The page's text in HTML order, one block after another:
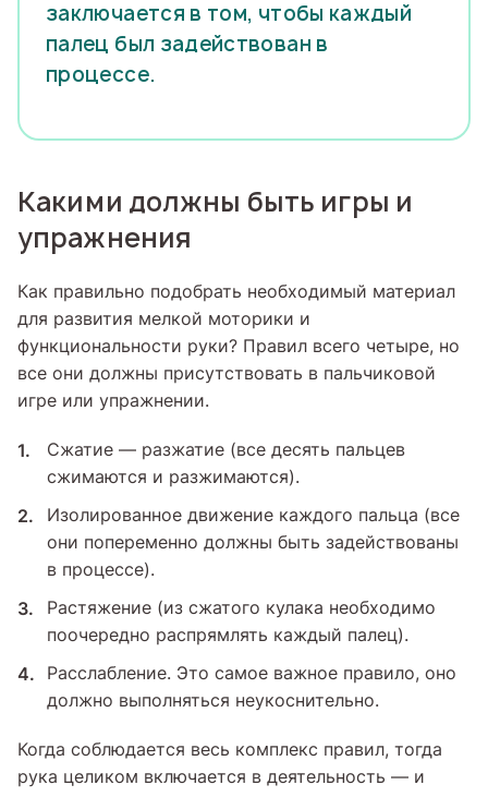
заключается в том, чтобы каждый
палец был задействован в
процессе.
Какими должны быть игры и
упражнения
Как правильно подобрать необходимый материал
для развития мелкой моторики и
функциональности руки? Правил всего четыре, но
все они должны присутствовать в пальчиковой
игре или упражнении.
Сжатие — разжатие (все десять пальцев
сжимаются и разжимаются).
Изолированное движение каждого пальца (все
они попеременно должны быть задействованы
в процессе).
Растяжение (из сжатого кулака необходимо
поочередно распрямлять каждый палец).
Расслабление. Это самое важное правило, оно
должно выполняться неукоснительно.
Когда соблюдается весь комплекс правил, тогда
рука целиком включается в деятельность — и